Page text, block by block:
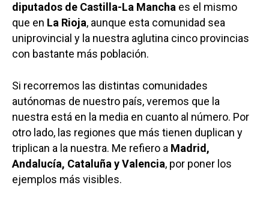
diputados de Castilla-La Mancha es el mismo
que en La Rioja, aunque esta comunidad sea
uniprovincial y la nuestra aglutina cinco provincias
con bastante más población.
Si recorremos las distintas comunidades
autónomas de nuestro país, veremos que la
nuestra está en la media en cuanto al número. Por
otro lado, las regiones que más tienen duplican y
triplican a la nuestra. Me refiero a Madrid,
Andalucía, Cataluña y Valencia, por poner los
ejemplos más visibles.